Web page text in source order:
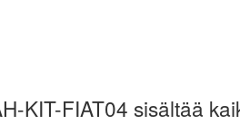
KIT-FIAT04 sisältää